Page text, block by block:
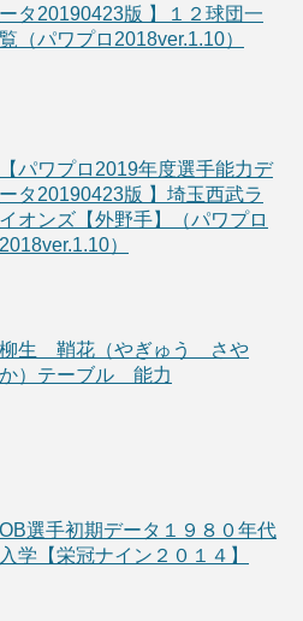
ータ20190423版 】１２球団一
覧（パワプロ2018ver.1.10）
【パワプロ2019年度選手能力デ
ータ20190423版 】埼玉西武ラ
イオンズ【外野手】（パワプロ
2018ver.1.10）
柳生 鞘花（やぎゅう さや
か）テーブル 能力
OB選手初期データ１９８０年代
入学【栄冠ナイン２０１４】